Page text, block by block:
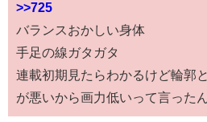
>>725
バランスおかしい身体
手足の線ガタガタ
連載初期見たらわかるけど輪郭
が悪いから画力低いって言った